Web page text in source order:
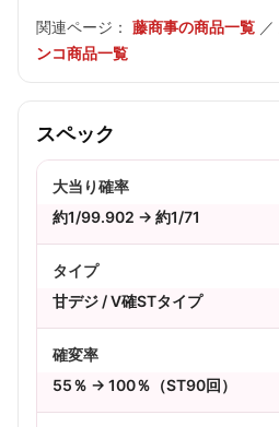
関連ページ： 藤商事の商品一覧 ／
ンコ商品一覧
スペック
大当り確率
約1/99.902 → 約1/71
タイプ
甘デジ / V確STタイプ
確変率
55％ → 100％（ST90回）